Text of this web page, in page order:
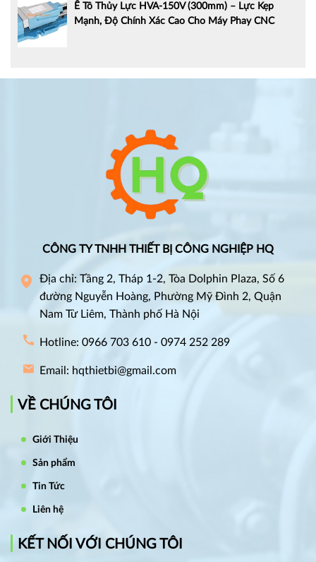
Ê Tô Thủy Lực HVA-150V (300mm) – Lực Kẹp
Mạnh, Độ Chính Xác Cao Cho Máy Phay CNC
CÔNG TY TNHH THIẾT BỊ CÔNG NGHIỆP HQ
Địa chỉ: Tầng 2, Tháp 1-2, Tòa Dolphin Plaza, Số 6
đường Nguyễn Hoàng, Phường Mỹ Đình 2, Quận
Nam Từ Liêm, Thành phố Hà Nội
Hotline: 0966 703 610 - 0974 252 289
Email: hqthietbi@gmail.com
VỀ CHÚNG TÔI
Giới Thiệu
Sản phẩm
Tin Tức
Liên hệ
KẾT NỐI VỚI CHÚNG TÔI